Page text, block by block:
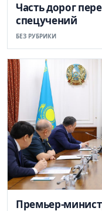
Часть дорог
спецучений
БЕЗ РУБРИКИ
Премьер-